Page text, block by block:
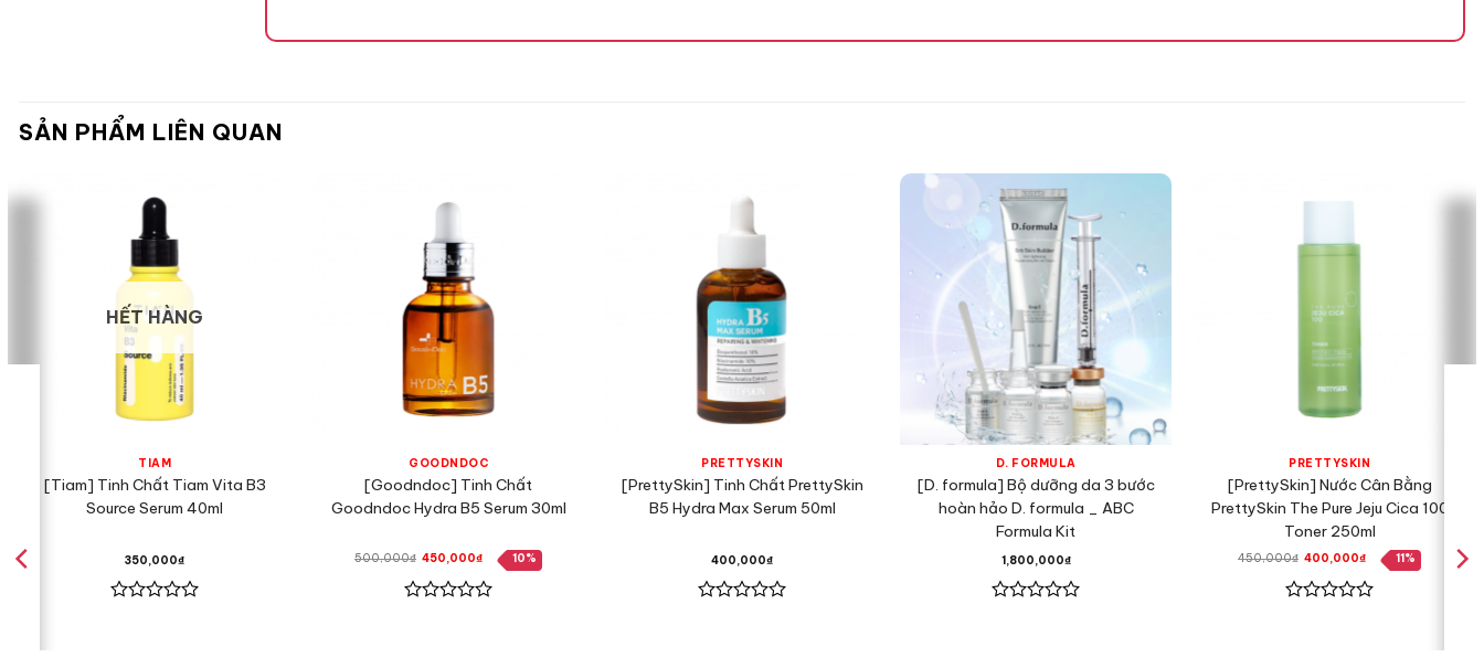
SẢN PHẨM LIÊN QUAN
HẾT HÀNG
TIAM
[Tiam] Tinh Chất Tiam Vita B3
Source Serum 40ml
350,000₫
GOODNDOC
[Goodndoc] Tinh Chất
Goodndoc Hydra B5 Serum 30ml
500,000₫ Giá
gốc
500,000₫.
450,000₫Giá
hiện
là:
450,000₫.
10%
PRETTYSKIN
[PrettySkin] Tinh Chất PrettySkin
B5 Hydra Max Serum 50ml
400,000₫
D. FORMULA
[D. formula] Bộ dưỡng da 3 bước
hoàn hảo D. formula _ ABC
Formula Kit
1,800,000₫
PRETTYSKIN
[PrettySkin] Nước Cân Bằng
PrettySkin The Pure Jeju Cica 100
Toner 250ml
450,000₫ Giá
gốc
450,000₫.
400,000₫Giá
hiện
là:
400,000₫.
11%